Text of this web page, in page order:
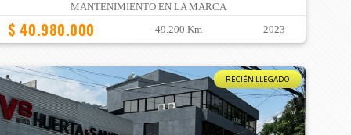
MANTENIMIENTO EN LA MARCA
$ 40.980.000 49.200 Km 2023
RECIÉN LLEGADO